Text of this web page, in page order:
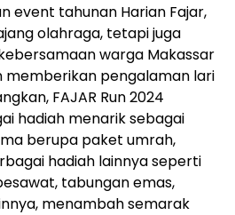
event tahunan Harian Fajar,
olahraga, tetapi juga
warga Makassar
memberikan pengalaman lari
FAJAR Run 2024
hadiah menarik sebagai
berupa paket umrah,
hadiah lainnya seperti
tabungan emas,
menambah semarak